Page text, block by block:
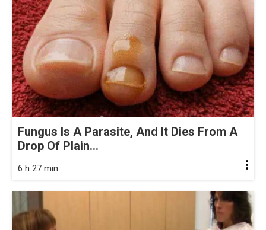
Fungus Is A Parasite, And It Dies From A
Drop Of Plain...
6 h 27 min